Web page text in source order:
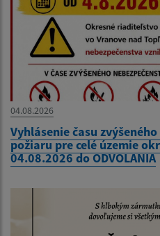
04.08.2026
Vyhlásenie času
požiaru pre celé územie
04.08.2026 do ODVOLANIA